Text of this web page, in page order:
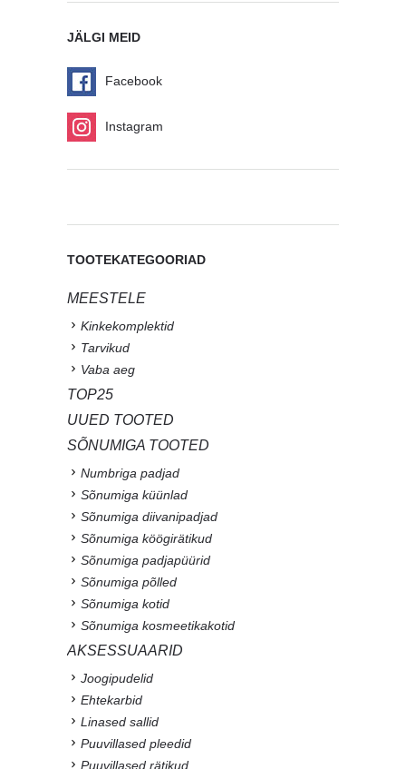
JÄLGI MEID
Facebook
Instagram
TOOTEKATEGOORIAD
MEESTELE
Kinkekomplektid
Tarvikud
Vaba aeg
TOP25
UUED TOOTED
SÕNUMIGA TOOTED
Numbriga padjad
Sõnumiga küünlad
Sõnumiga diivanipadjad
Sõnumiga köögirätikud
Sõnumiga padjapüürid
Sõnumiga põlled
Sõnumiga kotid
Sõnumiga kosmeetikakotid
AKSESSUAARID
Joogipudelid
Ehtekarbid
Linased sallid
Puuvillased pleedid
Puuvillased rätikud